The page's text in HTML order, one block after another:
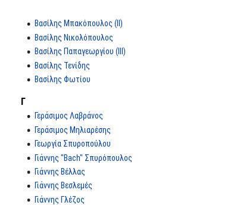
Βασίλης Μπακόπουλος (ΙΙ)
Βασίλης Νικολόπουλος
Βασίλης Παπαγεωργίου (III)
Βασίλης Τενίδης
Βασίλης Φωτίου
Γ
Γεράσιμος Λαβράνος
Γεράσιμος Μηλιαρέσης
Γεωργία Σπυροπούλου
Γιάννης "Bach" Σπυρόπουλος
Γιάννης Βέλλας
Γιάννης Βεσλεμές
Γιάννης Γλέζος